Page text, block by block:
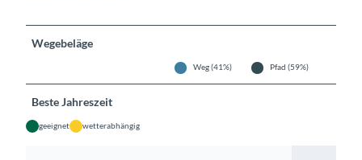
Wegebeläge
Weg (41%) Pfad (59%)
Beste Jahreszeit
geeignet wetterabhängig